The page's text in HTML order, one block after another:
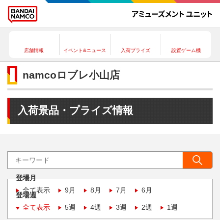
店舗情報 イベント&ニュース 入荷プライズ 設置ゲーム機
namcoロブレ小山店
入荷景品・プライズ情報
登場月
全て表示
9月 8月 7月 6月
登場週
全て表示
5週 4週 3週 2週 1週